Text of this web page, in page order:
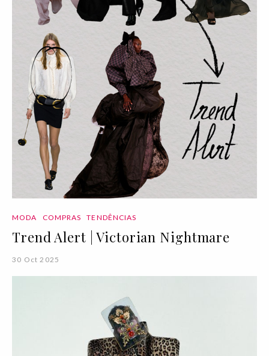
MODA COMPRAS TENDÊNCIAS
Trend Alert | Victorian Nightmare
30 Oct 2025